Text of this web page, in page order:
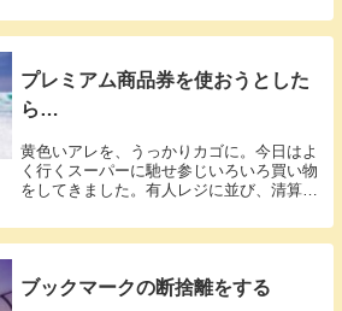
プレミアム商品券を使おうとした
ら…
黄色いアレを、うっかりカゴに。今日はよ
く行くスーパーに馳せ参じいろいろ買い物
をしてきました。有人レジに並び、清算の
ブックマークの断捨離をする